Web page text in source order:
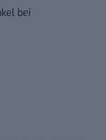
bei